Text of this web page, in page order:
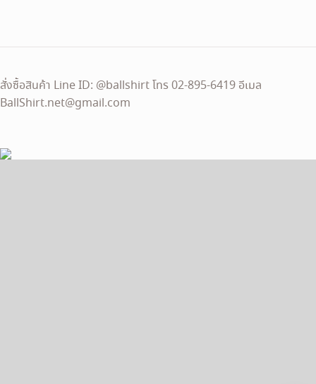
สั่งซื้อสินค้า Line ID: @ballshirt โทร 02-895-6419 อีเมล
BallShirt.net@gmail.com